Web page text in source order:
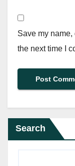
Save my
the next time I
Search